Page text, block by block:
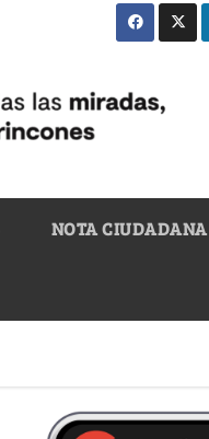
NOTA CIUDADANA